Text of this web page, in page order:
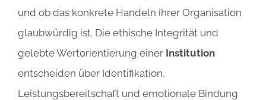
und ob das konkrete Handeln ihrer Organisation
glaubwürdig ist. Die ethische Integrität und
gelebte Wertorientierung einer Institution
entscheiden über Identifikation,
Leistungsbereitschaft und emotionale Bindung